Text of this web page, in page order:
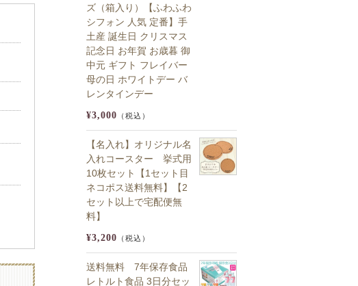
ズ（箱入り）【ふわふわ
シフォン 人気 定番】手
土産 誕生日 クリスマス
記念日 お年賀 お歳暮 御
中元 ギフト フレイバー
母の日 ホワイトデー バ
レンタインデー
¥3,000 （税込）
【名入れ】オリジナル名
入れコースター 挙式用
10枚セット【1セット目
ネコポス送料無料】【2
セット以上で宅配便無
料】
¥3,200 （税込）
送料無料 7年保存食品
レトルト食品 3日分セッ